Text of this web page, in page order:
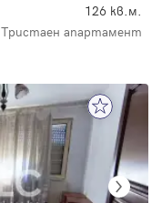
126 кв.м.
Тристаен апартамент